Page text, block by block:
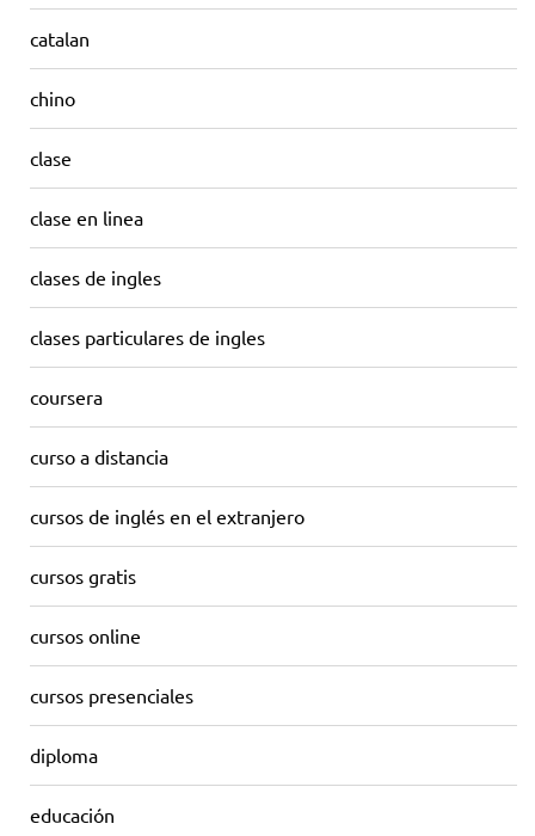
catalan
chino
clase
clase en linea
clases de ingles
clases particulares de ingles
coursera
curso a distancia
cursos de inglés en el extranjero
cursos gratis
cursos online
cursos presenciales
diploma
educación